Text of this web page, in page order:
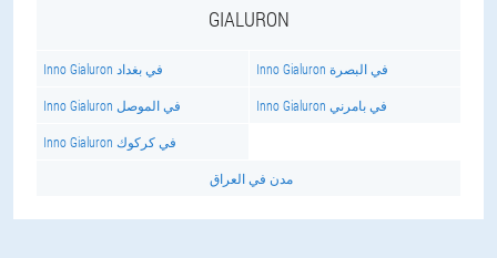
GIALURON
Inno Gialuron في بغداد Inno Gialuron في البصرة
Inno Gialuron في الموصل Inno Gialuron في بامرني
Inno Gialuron في كركوك
مدن في العراق